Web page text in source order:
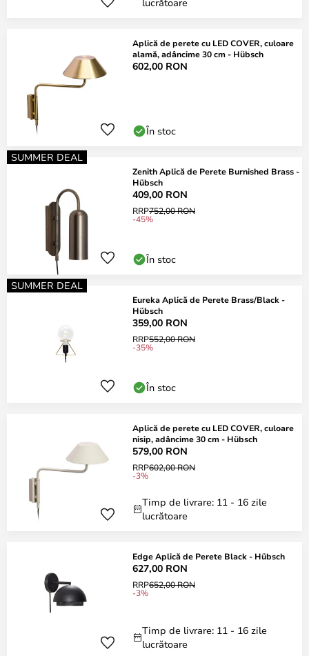
Aplică de perete cu LED COVER, culoare
alamă, adâncime 30 cm - Hübsch
602,00 RON
În stoc
SUMMER DEAL
Zenith Aplică de Perete Burnished Brass -
Hübsch
409,00 RON
RRP752,00 RON
-45%
În stoc
SUMMER DEAL
Eureka Aplică de Perete Brass/Black -
Hübsch
359,00 RON
RRP552,00 RON
-35%
În stoc
Aplică de perete cu LED COVER, culoare
nisip, adâncime 30 cm - Hübsch
579,00 RON
RRP602,00 RON
-3%
Timp de livrare: 11 - 16 zile
lucrătoare
Edge Aplică de Perete Black - Hübsch
627,00 RON
RRP652,00 RON
-3%
Timp de livrare: 11 - 16 zile
lucrătoare